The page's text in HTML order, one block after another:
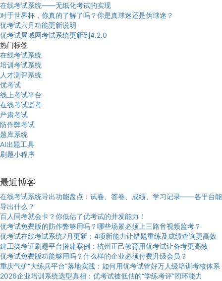
在线考试系统——无纸化考试的实现
对于世界杯，你真的了解了吗？你是真球迷还是伪球迷？
优考试六月功能更新说明
优考试局域网考试系统更新到4.2.0
热门标签
在线考试系统
培训考试系统
人才测评系统
优考试
线上考试平台
在线考试监考
严肃考试
防作弊考试
题库系统
AI出题工具
刷题小程序
最近博客
在线考试系统导出功能盘点：试卷、答卷、成绩、学习记录——各平台能
导出什么？
百人同考就会卡？你低估了优考试的并发能力！
优考试免费版的防作弊够用吗？哪些场景必须上三路音视频监考？
优考试在线考试系统7月更新：4项新能力让错题重练及成绩查询更高效
建工类考证刷题平台搭建案例：杭州正己教育用优考试让备考更高效
优考试免费版功能够用吗？什么样的企业必须付费升级会员？
重庆气矿“大练兵平台”落地实践：如何用优考试管好万人级培训考核体系
2026企业培训系统选型真相：优考试被低估的“学练考评”闭环能力